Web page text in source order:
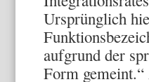
Ursprünglich
aufgrund der
Form gemeint.“